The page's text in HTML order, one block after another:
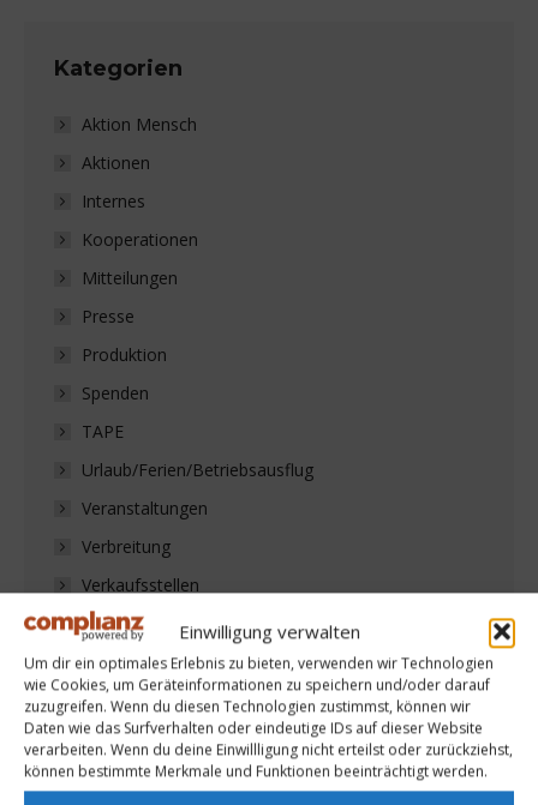
Einwilligung verwalten
Um dir ein optimales Erlebnis zu bieten, verwenden wir Technologien
wie Cookies, um Geräteinformationen zu speichern und/oder darauf
zuzugreifen. Wenn du diesen Technologien zustimmst, können wir
Daten wie das Surfverhalten oder eindeutige IDs auf dieser Website
verarbeiten. Wenn du deine Einwillligung nicht erteilst oder zurückziehst,
können bestimmte Merkmale und Funktionen beeinträchtigt werden.
Kategorien
Aktion Mensch
Aktionen
Internes
Kooperationen
Mitteilungen
Presse
Produktion
Spenden
TAPE
Urlaub/Ferien/Betriebsausflug
Veranstaltungen
Verbreitung
Verkaufsstellen
Chronologisch
2026